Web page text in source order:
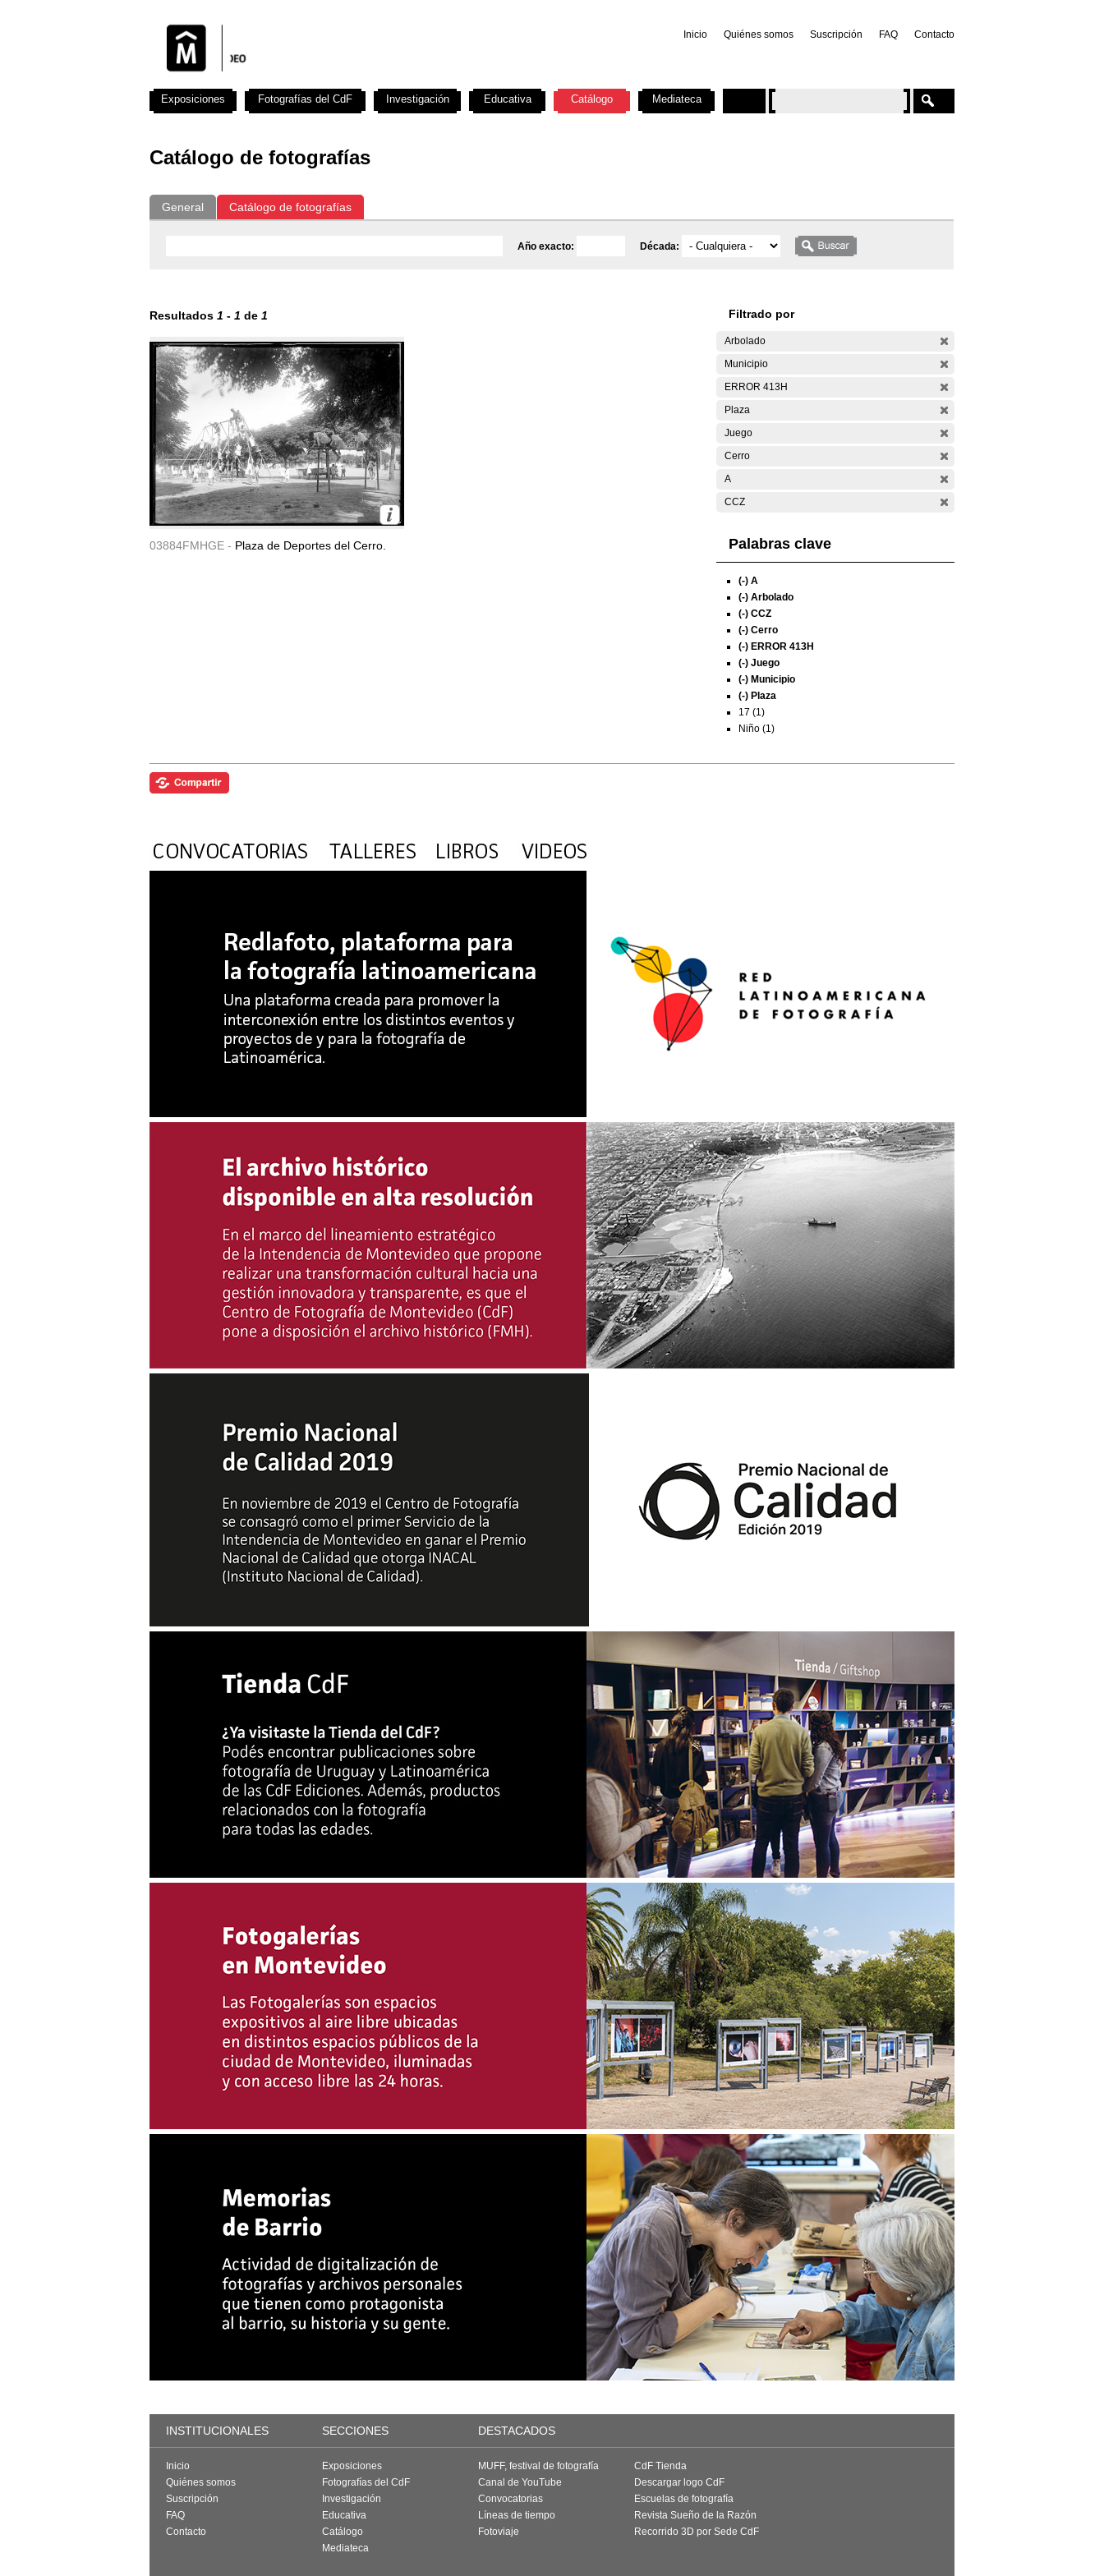
Inicio Quiénes somos Suscripción FAQ Contacto
Catálogo de fotografías
General Catálogo de fotografías
Año exacto: Década:
Resultados 1 - 1 de 1
03884FMHGE - Plaza de Deportes del Cerro.
Filtrado por
Arbolado
Municipio
ERROR 413H
Plaza
Juego
Cerro
A
CCZ
Palabras clave
(-) A
(-) Arbolado
(-) CCZ
(-) Cerro
(-) ERROR 413H
(-) Juego
(-) Municipio
(-) Plaza
17 (1)
Niño (1)
Exposiciones Fotografías del CdF Investigación Educativa Catálogo Mediateca
INSTITUCIONALES SECCIONES DESTACADOS
Inicio
Quiénes somos
Suscripción
FAQ
Contacto
Exposiciones
Fotografías del CdF
Investigación
Educativa
Catálogo
Mediateca
MUFF, festival de fotografía
Canal de YouTube
Convocatorias
Líneas de tiempo
Fotoviaje
CdF Tienda
Descargar logo CdF
Escuelas de fotografía
Revista Sueño de la Razón
Recorrido 3D por Sede CdF